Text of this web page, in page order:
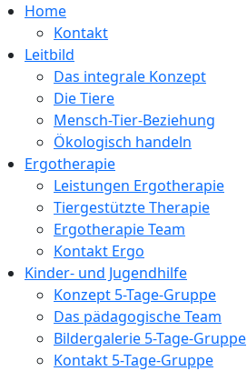
Home
Kontakt
Leitbild
Das integrale Konzept
Die Tiere
Mensch-Tier-Beziehung
Ökologisch handeln
Ergotherapie
Leistungen Ergotherapie
Tiergestützte Therapie
Ergotherapie Team
Kontakt Ergo
Kinder- und Jugendhilfe
Konzept 5-Tage-Gruppe
Das pädagogische Team
Bildergalerie 5-Tage-Gruppe
Kontakt 5-Tage-Gruppe